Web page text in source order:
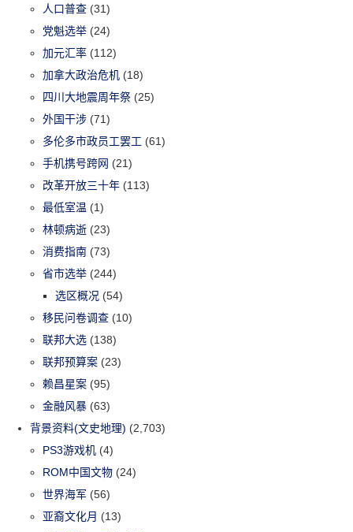
人口普查 (31)
党魁选举 (24)
加元汇率 (112)
加拿大政治危机 (18)
四川大地震周年祭 (25)
外国干涉 (71)
多伦多市政员工罢工 (61)
手机携号跨网 (21)
改革开放三十年 (113)
最低室温 (1)
林顿病逝 (23)
消费指南 (73)
省市选举 (244)
选区概况 (54)
移民问卷调查 (10)
联邦大选 (138)
联邦预算案 (23)
赖昌星案 (95)
金融风暴 (63)
背景资料(文史地理) (2,703)
PS3游戏机 (4)
ROM中国文物 (24)
世界海军 (56)
亚裔文化月 (13)